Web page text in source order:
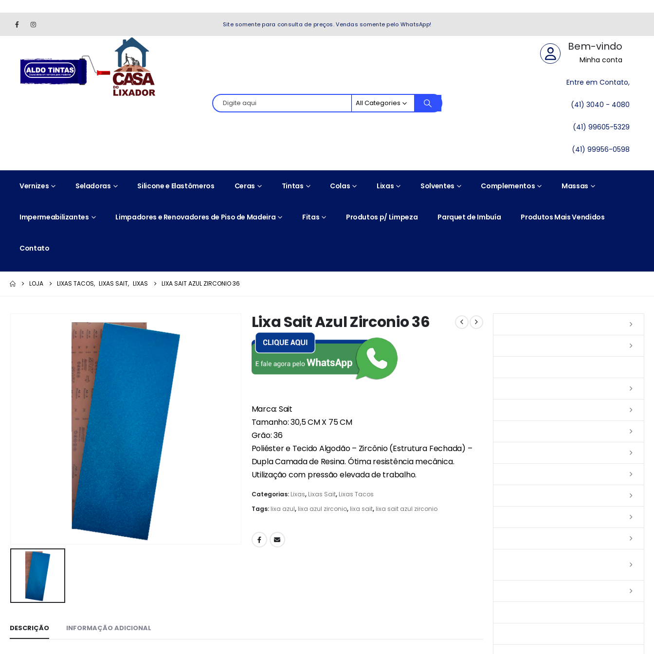
Site somente para consulta de preços. Vendas somente pelo WhatsApp!
All Categories
Bem-vindo
Minha conta
Entre em Contato,
(41) 3040 - 4080
(41) 99605-5329
(41) 99956-0598
Vernizes Seladoras Silicone e Elastômeros Ceras Tintas Colas Lixas Solventes Complementos Massas
Impermeabilizantes Limpadores e Renovadores de Piso de Madeira Fitas Produtos p/ Limpeza Parquet de Imbuía Produtos Mais Vendidos
Contato
LOJA LIXAS TACOS, LIXAS SAIT, LIXAS LIXA SAIT AZUL ZIRCONIO 36
Lixa Sait Azul Zirconio 36
Marca: Sait
Tamanho: 30,5 CM X 75 CM
Grão: 36
Poliéster e Tecido Algodão – Zircônio (Estrutura Fechada) –
Dupla Camada de Resina. Ótima resistência mecânica.
Utilização com pressão elevada de trabalho.
Categorias: Lixas, Lixas Sait, Lixas Tacos
Tags: lixa azul, lixa azul zirconio, lixa sait, lixa sait azul zirconio
DESCRIÇÃO INFORMAÇÃO ADICIONAL